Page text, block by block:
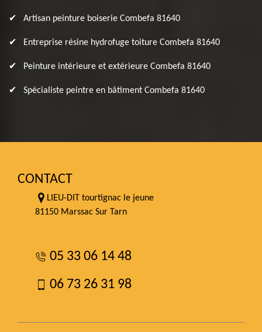
Artisan peinture boiserie Combefa 81640
Entreprise résine hydrofuge toiture Combefa 81640
Peinture intérieure et extérieure Combefa 81640
Spécialiste peintre en bâtiment Combefa 81640
CONTACT
LIEU-DIT tourtignac le jeune
81150 Marssac Sur Tarn
05 33 06 14 48
06 73 26 31 98